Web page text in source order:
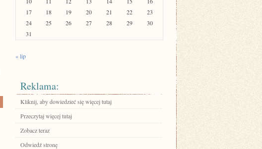
17
18 19 20 21 22
23
24
25 26 27 28 29
30
31
« lip
Reklama:
Kliknij, aby dowiedzieć się więcej tutaj
Przeczytaj więcej tutaj
Zobacz teraz
Odwiedź stronę